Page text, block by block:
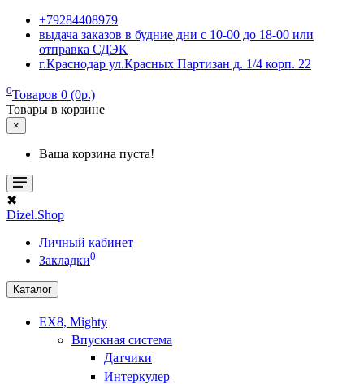
+79284408979
выдача заказов в будние дни с 10-00 до 18-00 или
отправка СДЭК
г.Краснодар ул.Красных Партизан д. 1/4 корп. 22
0Товаров 0 (0р.)
Товары в корзине
×
Ваша корзина пуста!
✖
Dizel.Shop
Личный кабинет
Закладки0
Каталог
EX8, Mighty
Впускная система
Датчики
Интеркулер